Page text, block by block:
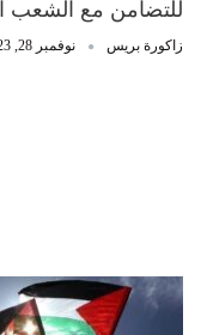
للتضامن مع الشعب
زاكورة بريس نوفمبر 28, 2023